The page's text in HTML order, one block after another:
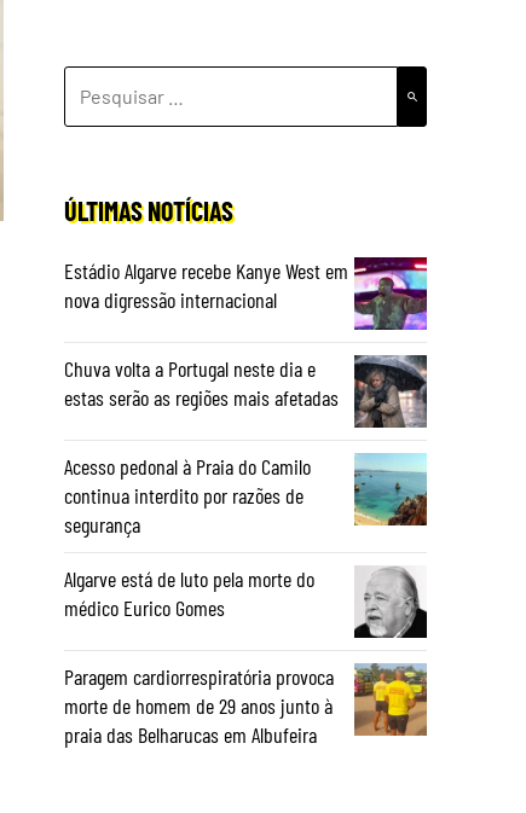
POR:
ÚLTIMAS NOTÍCIAS
Estádio Algarve recebe Kanye West em
nova digressão internacional
Chuva volta a Portugal neste dia e
estas serão as regiões mais afetadas
Acesso pedonal à Praia do Camilo
continua interdito por razões de
segurança
Algarve está de luto pela morte do
médico Eurico Gomes
Paragem cardiorrespiratória provoca
morte de homem de 29 anos junto à
praia das Belharucas em Albufeira